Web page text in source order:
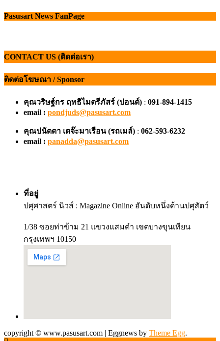
Pasusart News FanPage
CONTACT US (ติดต่อเรา)
ติดต่อโฆษณา / Sponsor
คุณวริษฐ์กร ฤทธิไมตรีภัสร์ (ปอนด์) : 091-894-1415
email : pondjuds@pasusart.com
คุณปนัดดา เตจ๊ะมาเรือน (รถเมล์) : 062-593-6232
email : panadda@pasusart.com
ที่อยู่
ปศุศาสตร์ นิวส์ : Magazine Online อันดับหนึ่งด้านปศุสัตว์
1/38 ซอยท่าข้าม 21 แขวงแสมดำ เขตบางขุนเทียน
กรุงเทพฯ 10150
copyright © www.pasusart.com | Eggnews by Theme Egg.